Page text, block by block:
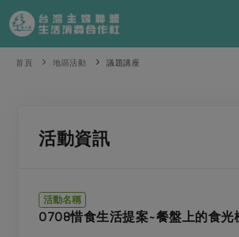
產品分類
芽苗類
奶蛋豆・五穀
食材
麵食
肉食
特別企畫
把最好的台灣味帶回家！
觀點文章
關於合作社
首頁 地區活動 議題講座
活動資訊
活動名稱
0708惜食生活提案~餐盤上的食光